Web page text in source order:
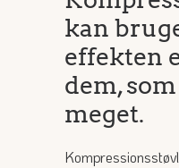
kan
effekten
dem,
meget.